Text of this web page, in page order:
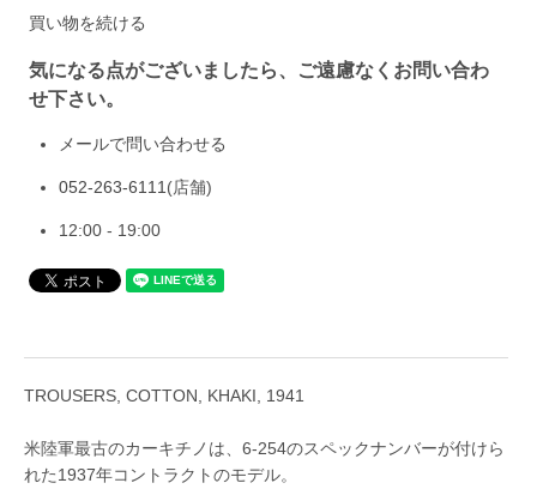
買い物を続ける
気になる点がございましたら、ご遠慮なくお問い合わ
せ下さい。
メールで問い合わせる
052-263-6111(店舗)
12:00 - 19:00
TROUSERS, COTTON, KHAKI, 1941
米陸軍最古のカーキチノは、6-254のスペックナンバーが付けら
れた1937年コントラクトのモデル。